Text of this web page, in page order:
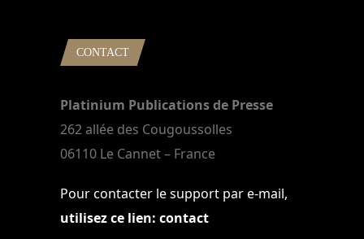
CONTACT
Platinium Publications de Presse
262 allée des Cougoussolles
06110 Le Cannet – France
Pour contacter le support par e-mail,
utilisez ce lien: contact